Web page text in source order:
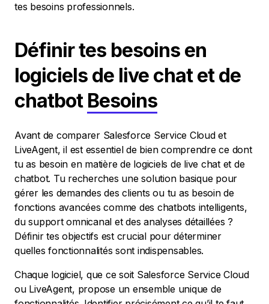
tes besoins professionnels.
Définir tes besoins en
logiciels de live chat et de
chatbot Besoins
Avant de comparer Salesforce Service Cloud et
LiveAgent, il est essentiel de bien comprendre ce dont
tu as besoin en matière de logiciels de live chat et de
chatbot. Tu recherches une solution basique pour
gérer les demandes des clients ou tu as besoin de
fonctions avancées comme des chatbots intelligents,
du support omnicanal et des analyses détaillées ?
Définir tes objectifs est crucial pour déterminer
quelles fonctionnalités sont indispensables.
Chaque logiciel, que ce soit Salesforce Service Cloud
ou LiveAgent, propose un ensemble unique de